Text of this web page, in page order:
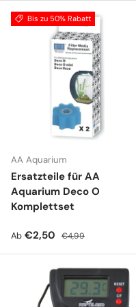
Bis zu 50% Rabatt
AA Aquarium
Ersatzteile für AA
Aquarium Deco O
Komplettset
Verkaufspreis
Ab €2,50 Normaler Preis
€4,99